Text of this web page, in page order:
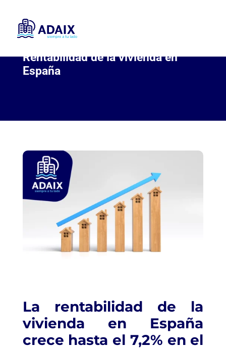
Rentabilidad de la vivienda en
España
La rentabilidad de la
vivienda en España
crece hasta el 7,2% en el